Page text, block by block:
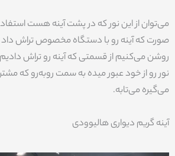
می‌توان از این نور که در پشت آینه هست
صورت که آینه رو با دستگاه مخصوص تراش داد
روشن می‌کنیم از قسمتی که آینه رو تراش
نور رو از خود عبور میده به سمت روبه‌رو که
می‌گیره می‌تابه.
آینه گریم دیواری هالیوودی